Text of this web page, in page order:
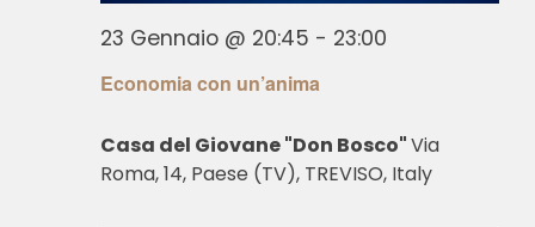
Economia con un’anima
23 Gennaio @ 20:45 - 23:00
Casa del Giovane "Don Bosco"Via
Roma, 14, Paese (TV), TREVISO, Italy